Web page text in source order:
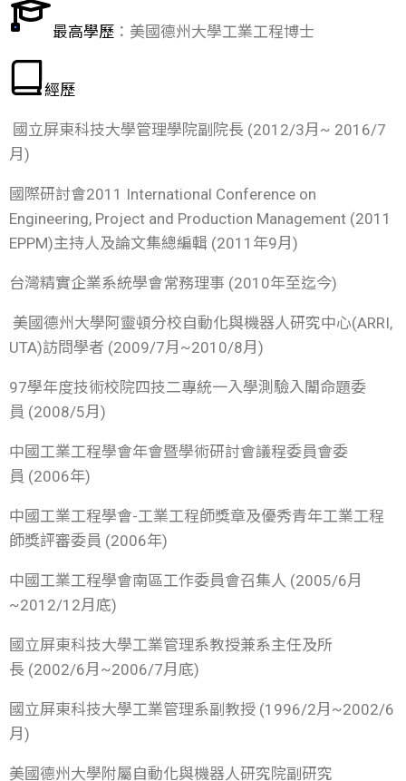
最高學歷 ：美國德州大學工業工程博士
經歷
國立屏東科技大學管理學院副院長 (2012/3月~ 2016/7
月)
國際研討會2011 International Conference on
Engineering, Project and Production Management (2011
EPPM)主持人及論文集總編輯 (2011年9月)
台灣精實企業系統學會常務理事 (2010年至迄今)
美國德州大學阿靈頓分校自動化與機器人研究中心(ARRI,
UTA)訪問學者 (2009/7月~2010/8月)
97學年度技術校院四技二專統一入學測驗入闈命題委
員 (2008/5月)
中國工業工程學會年會暨學術研討會議程委員會委
員 (2006年)
中國工業工程學會-工業工程師獎章及優秀青年工業工程
師獎評審委員 (2006年)
中國工業工程學會南區工作委員會召集人 (2005/6月
~2012/12月底)
國立屏東科技大學工業管理系教授兼系主任及所
長 (2002/6月~2006/7月底)
國立屏東科技大學工業管理系副教授 (1996/2月~2002/6
月)
美國德州大學附屬自動化與機器人研究院副研究